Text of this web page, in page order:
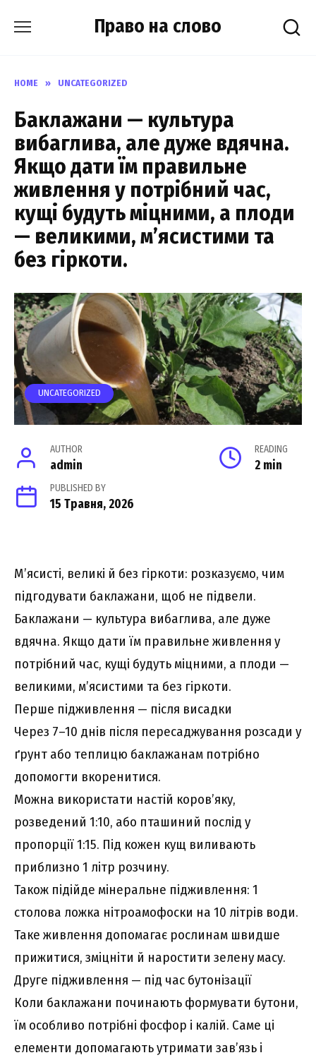
Право на слово
HOME » UNCATEGORIZED
Баклажани — культура
вибаглива, але дуже вдячна.
Якщо дати їм правильне
живлення у потрібний час,
кущі будуть міцними, а плоди
— великими, м’ясистими та
без гіркоти.
UNCATEGORIZED
AUTHOR
admin
READING
2 min
PUBLISHED BY
15 Травня, 2026
М’ясисті, великі й без гіркоти: розказуємо, чим
підгодувати баклажани, щоб не підвели.
Баклажани — культура вибаглива, але дуже
вдячна. Якщо дати їм правильне живлення у
потрібний час, кущі будуть міцними, а плоди —
великими, м’ясистими та без гіркоти.
Перше підживлення — після висадки
Через 7–10 днів після пересаджування розсади у
ґрунт або теплицю баклажанам потрібно
допомогти вкоренитися.
Можна використати настій коров’яку,
розведений 1:10, або пташиний послід у
пропорції 1:15. Під кожен кущ виливають
приблизно 1 літр розчину.
Також підійде мінеральне підживлення: 1
столова ложка нітроамофоски на 10 літрів води.
Таке живлення допомагає рослинам швидше
прижитися, зміцніти й наростити зелену масу.
Друге підживлення — під час бутонізації
Коли баклажани починають формувати бутони,
їм особливо потрібні фосфор і калій. Саме ці
елементи допомагають утримати зав’язь і